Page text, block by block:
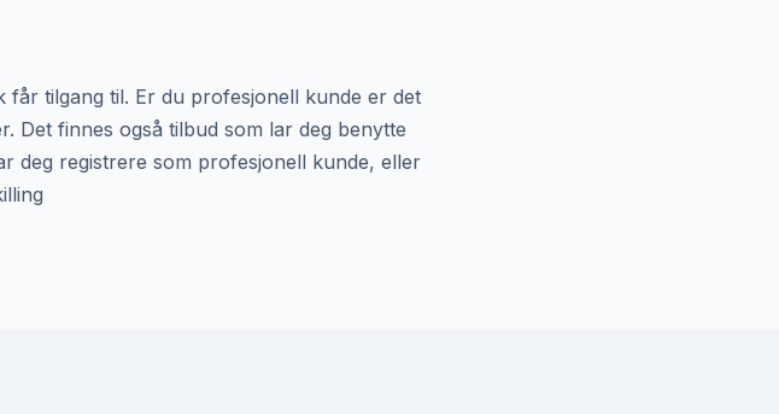
får tilgang til. Er du profesjonell kunde er det
Det finnes også tilbud som lar deg benytte
deg registrere som profesjonell kunde, eller